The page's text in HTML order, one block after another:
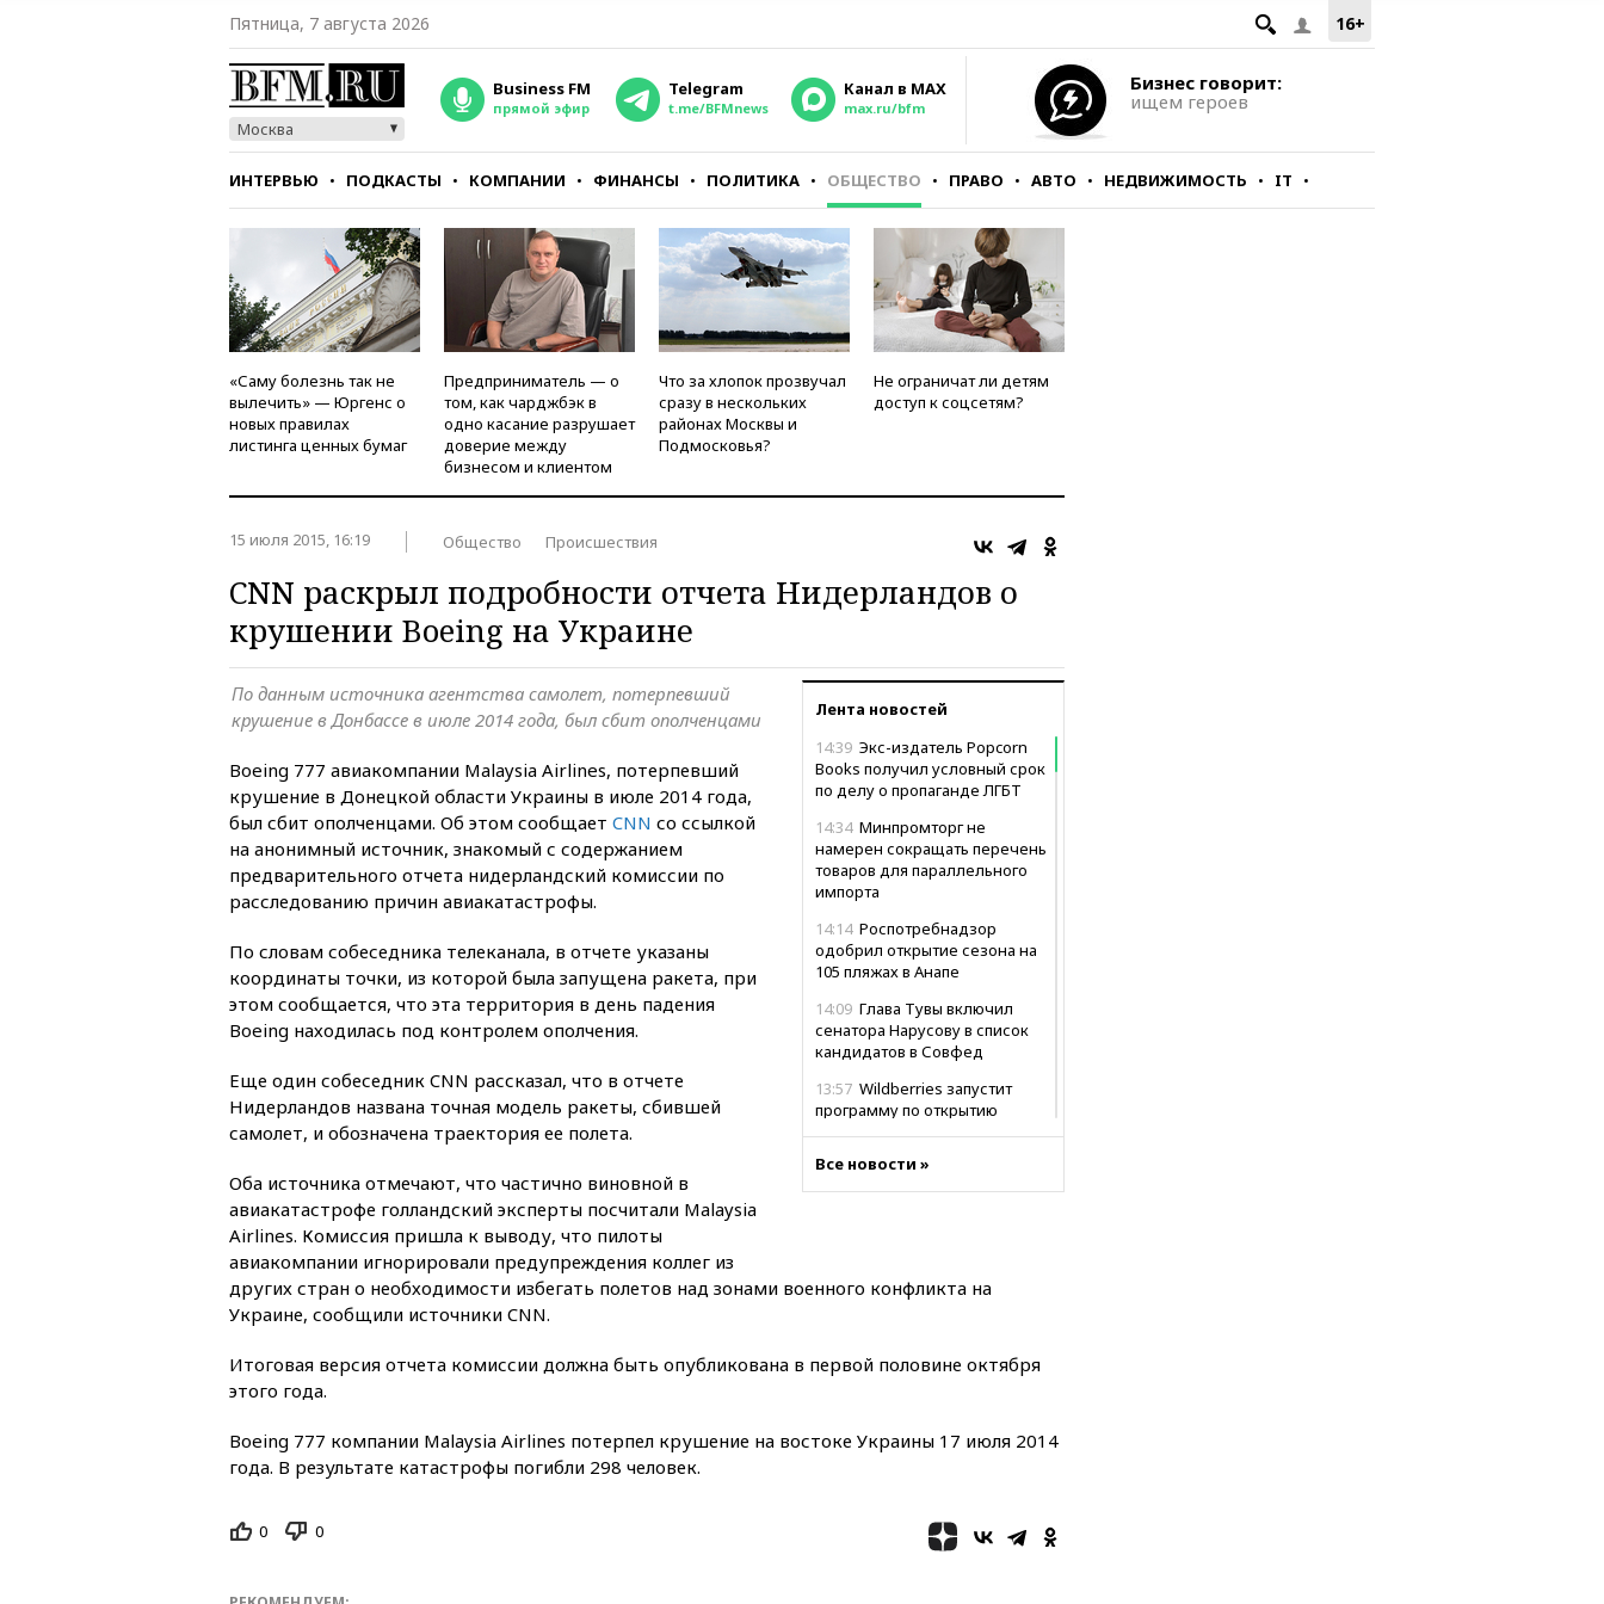
16+
Пятница, 7 августа 2026
Москва
Business FM
прямой эфир
Telegram
t.me/BFMnews
Канал в MAX
max.ru/bfm
Бизнес говорит:
ищем героев
ИНТЕРВЬЮ ПОДКАСТЫ КОМПАНИИ ФИНАНСЫ ПОЛИТИКА ОБЩЕСТВО ПРАВО АВТО НЕДВИЖИМОСТЬ IT
СТИЛЬ ТЕСТЫ
«Саму болезнь так не
вылечить» — Юргенс о
новых правилах
листинга ценных бумаг
Предприниматель — о
том, как чарджбэк в
одно касание разрушает
доверие между
бизнесом и клиентом
Что за хлопок прозвучал
сразу в нескольких
районах Москвы и
Подмосковья?
Не ограничат ли детям
доступ к соцсетям?
15 июля 2015, 16:19 Общество Происшествия
CNN раскрыл подробности отчета Нидерландов о
крушении Boeing на Украине
Лента новостей
14:39 Экс-издатель Popcorn
Books получил условный срок
по делу о пропаганде ЛГБТ
14:34 Минпромторг не
намерен сокращать перечень
товаров для параллельного
импорта
14:14 Роспотребнадзор
одобрил открытие сезона на
105 пляжах в Анапе
14:09 Глава Тувы включил
сенатора Нарусову в список
кандидатов в Совфед
13:57 Wildberries запустит
программу по открытию
13:53 Сенаторы Аргентины
одобрили скандальный
вооружений США достигли
Верховный суд снять «Яблоко»
президентом ОАЭ ситуацию в
Суд обязал москвичку
выселить из квартиры
Все новости »
По данным источника агентства самолет, потерпевший
крушение в Донбассе в июле 2014 года, был сбит ополченцами
Boeing 777 авиакомпании Malaysia Airlines, потерпевший
крушение в Донецкой области Украины в июле 2014 года,
был сбит ополченцами. Об этом сообщает CNN со ссылкой
на анонимный источник, знакомый с содержанием
предварительного отчета нидерландский комиссии по
расследованию причин авиакатастрофы.
По словам собеседника телеканала, в отчете указаны
координаты точки, из которой была запущена ракета, при
этом сообщается, что эта территория в день падения
Boeing находилась под контролем ополчения.
Еще один собеседник CNN рассказал, что в отчете
Нидерландов названа точная модель ракеты, сбившей
самолет, и обозначена траектория ее полета.
Оба источника отмечают, что частично виновной в
авиакатастрофе голландский эксперты посчитали Malaysia
Airlines. Комиссия пришла к выводу, что пилоты
авиакомпании игнорировали предупреждения коллег из
других стран о необходимости избегать полетов над зонами военного конфликта на
Украине, сообщили источники CNN.
Итоговая версия отчета комиссии должна быть опубликована в первой половине октября
этого года.
Boeing 777 компании Malaysia Airlines потерпел крушение на востоке Украины 17 июля 2014
года. В результате катастрофы погибли 298 человек.
0 0